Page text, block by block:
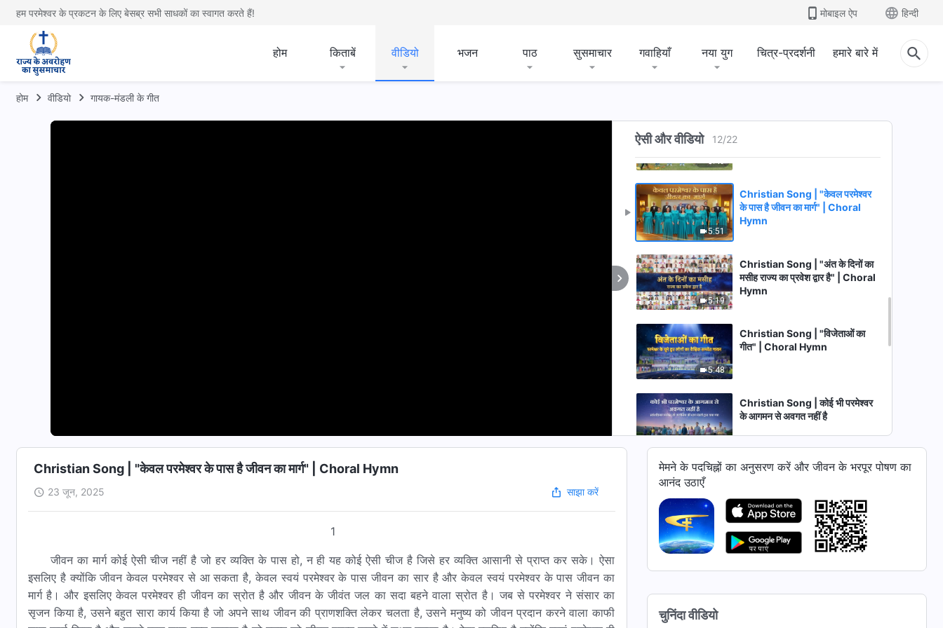
हम परमेश्वर के प्रकटन के लिए बेसब्र सभी साधकों का स्वागत करते हैं! मोबाइल ऐप हिन्दी
होम किताबें वीडियो भजन पाठ सुसमाचार गवाहियाँ नया युग चित्र-प्रदर्शनी हमारे बारे में
होम वीडियो गायक-मंडली के गीत
ऐसी और वीडियो 12/22
Choral Hymn | 2026 प्रशंसा की
Christian Song | "परमेश्वर की
5:49
Christian Song | "परमेश्वर के लिए
5:51
Christian Song | "केवल परमेश्वर
के पास है जीवन का मार्ग" | Choral
Hymn
5:19
Christian Song | "अंत के दिनों का
मसीह राज्य का प्रवेश द्वार है" | Choral
Hymn
5:48
Christian Song | "विजेताओं का
गीत" | Choral Hymn
Christian Song | कोई भी परमेश्वर
के आगमन से अवगत नहीं है
9:32
Christian Song | देहधारी परमेश्वर में
Christian Song | "प्रकट हुआ
परमेश्वर जग के पूरब में महिमा लेकर" |
Choral Hymn
Christian Song | "केवल परमेश्वर के पास है जीवन का मार्ग" | Choral Hymn
23 जून, 2025 साझा करें
1
जीवन का मार्ग कोई ऐसी चीज नहीं है जो हर व्यक्ति के पास हो, न ही यह कोई ऐसी चीज है जिसे हर व्यक्ति आसानी से प्राप्त कर सके। ऐसा
इसलिए है क्योंकि जीवन केवल परमेश्वर से आ सकता है, केवल स्वयं परमेश्वर के पास जीवन का सार है और केवल स्वयं परमेश्वर के पास जीवन का
मार्ग है। और इसलिए केवल परमेश्वर ही जीवन का स्रोत है और जीवन के जीवंत जल का सदा बहने वाला स्रोत है। जब से परमेश्वर ने संसार का
सृजन किया है, उसने बहुत सारा कार्य किया है जो अपने साथ जीवन की प्राणशक्ति लेकर चलता है, उसने मनुष्य को जीवन प्रदान करने वाला काफी
मेमने के पदचिह्नों का अनुसरण करें और जीवन के भरपूर पोषण का
आनंद उठाएँ
चुनिंदा वीडियो